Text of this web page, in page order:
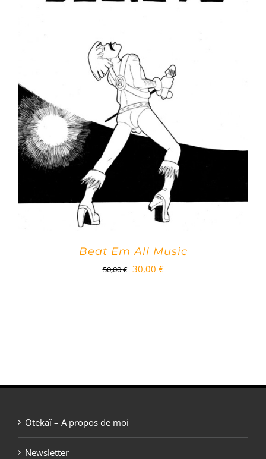
Beat Em All Music
50,00€ Le
30,00 €Le
Otekaï – A propos de moi
Newsletter